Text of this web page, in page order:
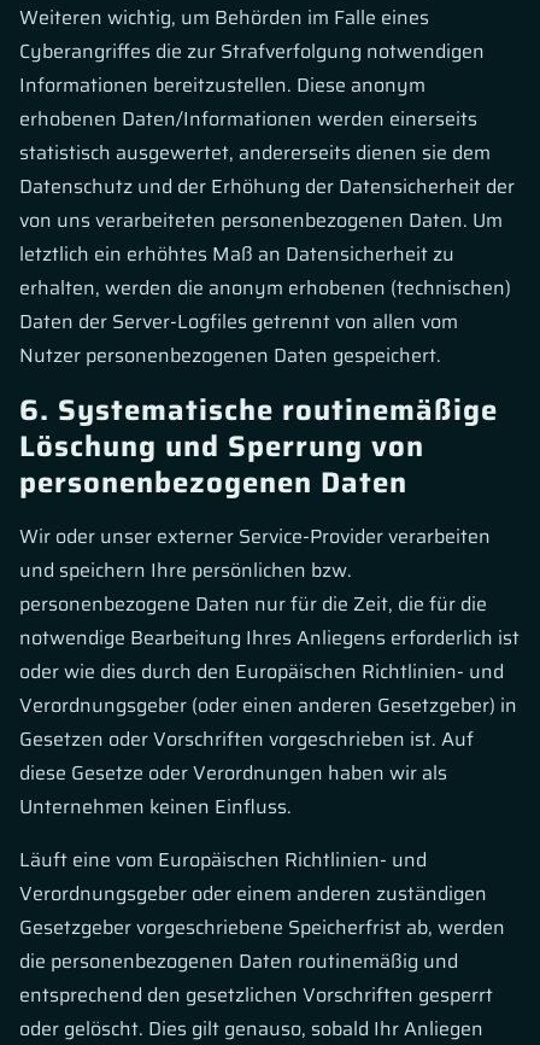
Weiteren wichtig, um Behörden im Falle eines
Cyberangriffes die zur Strafverfolgung notwendigen
Informationen bereitzustellen. Diese anonym
erhobenen Daten/Informationen werden einerseits
statistisch ausgewertet, andererseits dienen sie dem
Datenschutz und der Erhöhung der Datensicherheit der
von uns verarbeiteten personenbezogenen Daten. Um
letztlich ein erhöhtes Maß an Datensicherheit zu
erhalten, werden die anonym erhobenen (technischen)
Daten der Server-Logfiles getrennt von allen vom
Nutzer personenbezogenen Daten gespeichert.
6. Systematische routinemäßige
Löschung und Sperrung von
personenbezogenen Daten
Wir oder unser externer Service-Provider verarbeiten
und speichern Ihre persönlichen bzw.
personenbezogene Daten nur für die Zeit, die für die
notwendige Bearbeitung Ihres Anliegens erforderlich ist
oder wie dies durch den Europäischen Richtlinien- und
Verordnungsgeber (oder einen anderen Gesetzgeber) in
Gesetzen oder Vorschriften vorgeschrieben ist. Auf
diese Gesetze oder Verordnungen haben wir als
Unternehmen keinen Einfluss.
Läuft eine vom Europäischen Richtlinien- und
Verordnungsgeber oder einem anderen zuständigen
Gesetzgeber vorgeschriebene Speicherfrist ab, werden
die personenbezogenen Daten routinemäßig und
entsprechend den gesetzlichen Vorschriften gesperrt
oder gelöscht. Dies gilt genauso, sobald Ihr Anliegen